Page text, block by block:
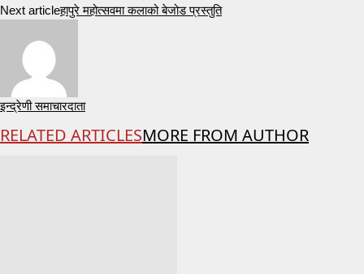
Next articleहापुरे महोत्सवमा कलाको बेजोड प्रस्तुति
इन्द्रेणी समाचारदाता
RELATED ARTICLESMORE FROM AUTHOR